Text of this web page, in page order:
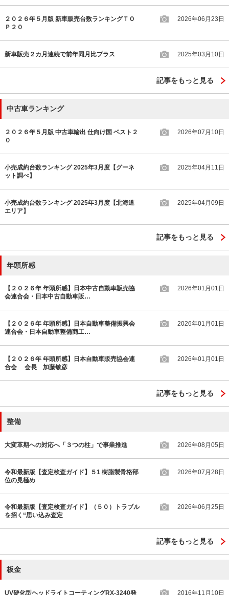
２０２６年５月版 新車販売台数ランキングＴＯ
Ｐ２０
2026年06月23日
新車販売２カ月連続で前年同月比プラス 2025年03月10日
記事をもっと見る
中古車ランキング
２０２６年５月版 中古車輸出 仕向け国 ベスト２
０
2026年07月10日
小売成約台数ランキング 2025年3月度【グーネ
ット調べ】
2025年04月11日
小売成約台数ランキング 2025年3月度【北海道
エリア】
2025年04月09日
記事をもっと見る
年頭所感
【２０２６年 年頭所感】日本中古自動車販売協
会連合会・日本中古自動車販…
2026年01月01日
【２０２６年 年頭所感】日本自動車整備振興会
連合会・日本自動車整備商工…
2026年01月01日
【２０２６年 年頭所感】日本自動車販売協会連
合会 会長 加藤敏彦
2026年01月01日
記事をもっと見る
整備
大変革期への対応へ「３つの柱」で事業推進 2026年08月05日
令和最新版【査定検査ガイド】５1 樹脂製骨格部
位の見極め
2026年07月28日
令和最新版【査定検査ガイド】（５０）トラブル
を招く“思い込み査定
2026年06月25日
記事をもっと見る
板金
UV硬化型ヘッドライトコーティングRX-3240発 2016年11月10日